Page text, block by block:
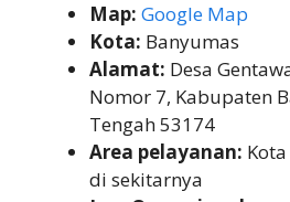
Map: Google Map
Kota: Banyumas
Alamat: Desa
Nomor 7, Kabupaten
Tengah 53174
Area pelayanan:
di sekitarnya